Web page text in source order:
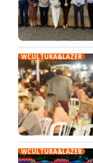
WCULTURA&LAZER
WCULTURA&LAZER